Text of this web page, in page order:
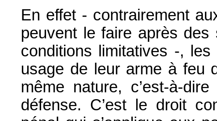
En effet - contrairement
peuvent le faire après
conditions limitatives -,
usage de leur arme à feu
même nature, c’est-à-
défense. C’est le droit